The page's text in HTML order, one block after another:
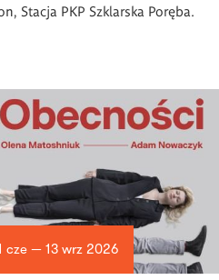
Stacja PKP Szklarska Poręba.
cze — 13 wrz 2026